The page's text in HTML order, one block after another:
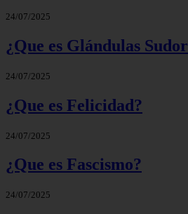
24/07/2025
¿Que es Glándulas
24/07/2025
¿Que es Felicidad?
24/07/2025
¿Que es Fascismo?
24/07/2025